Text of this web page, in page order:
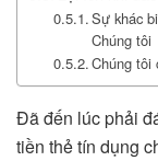
Sự khác
Chúng tôi
Chúng tôi
Đã đến lúc phải
tiền thẻ tín dụng